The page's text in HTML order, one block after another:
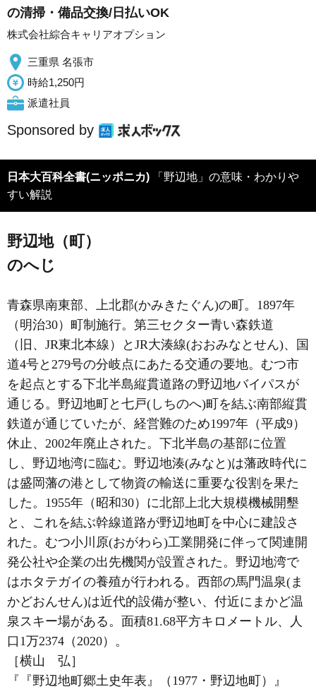
の清掃・備品交換/日払いOK
株式会社綜合キャリアオプション
三重県 名張市
時給1,250円
派遣社員
Sponsored by
日本大百科全書(ニッポニカ)
すい解説
野辺地（町）
のへじ
青森県南東部、上北郡(かみきたぐん)の町。1897年
（明治30）町制施行。第三セクター青い森鉄道
（旧、JR東北本線）とJR大湊線(おおみなとせん)、国
道4号と279号の分岐点にあたる交通の要地。むつ市
を起点とする下北半島縦貫道路の野辺地バイパスが
通じる。野辺地町と七戸(しちのへ)町を結ぶ南部縦貫
鉄道が通じていたが、経営難のため1997年（平成9）
休止、2002年廃止された。下北半島の基部に位置
し、野辺地湾に臨む。野辺地湊(みなと)は藩政時代に
は盛岡藩の港として物資の輸送に重要な役割を果た
した。1955年（昭和30）に北部上北大規模機械開墾
と、これを結ぶ幹線道路が野辺地町を中心に建設さ
れた。むつ小川原(おがわら)工業開発に伴って関連開
発公社や企業の出先機関が設置された。野辺地湾で
はホタテガイの養殖が行われる。西部の馬門温泉(ま
かどおんせん)は近代的設備が整い、付近にまかど温
泉スキー場がある。面積81.68平方キロメートル、人
口1万2374（2020）。
［横山 弘］
『『野辺地町郷土史年表』（1977・野辺地町）』